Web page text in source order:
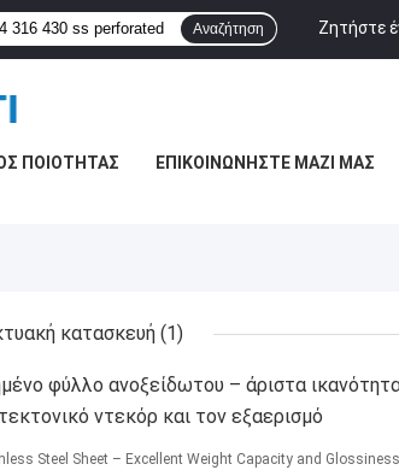
Ζητήστε
Αναζήτηση
ΠΟΙΌΤΗΤΑΣ ΕΠΙΚΟΙΝΩΝΉΣΤΕ ΜΑΖΊ ΜΑΣ
κατασκευή (1)
φύλλο ανοξείδωτου – άριστα
ντεκόρ και τον εξαερισμό
Steel Sheet – Excellent Weight Capacity and